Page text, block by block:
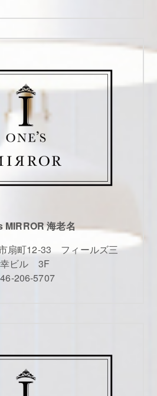
MIRROR 海老名
扇町12-33 フィールズ三
幸ビル 3F
206-5707